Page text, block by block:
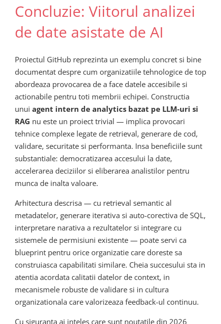
Concluzie: Viitorul analizei
de date asistate de AI
Proiectul GitHub reprezinta un exemplu concret si bine
documentat despre cum organizatiile tehnologice de top
abordeaza provocarea de a face datele accesibile si
actionabile pentru toti membrii echipei. Constructia
unui agent intern de analytics bazat pe LLM-uri si
RAG nu este un proiect trivial — implica provocari
tehnice complexe legate de retrieval, generare de cod,
validare, securitate si performanta. Insa beneficiile sunt
substantiale: democratizarea accesului la date,
accelerarea deciziilor si eliberarea analistilor pentru
munca de inalta valoare.
Arhitectura descrisa — cu retrieval semantic al
metadatelor, generare iterativa si auto-corectiva de SQL,
interpretare narativa a rezultatelor si integrare cu
sistemele de permisiuni existente — poate servi ca
blueprint pentru orice organizatie care doreste sa
construiasca capabilitati similare. Cheia succesului sta in
atentia acordata calitatii datelor de context, in
mecanismele robuste de validare si in cultura
organizationala care valorizeaza feedback-ul continuu.
Cu siguranta ai inteles care sunt noutatile din 2026